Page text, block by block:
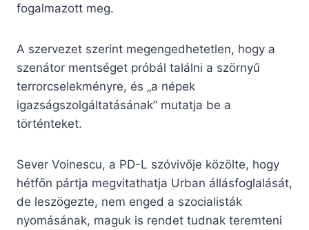
fogalmazott meg.
A szervezet szerint megengedhetetlen, hogy a
szenátor mentséget próbál találni a szörnyű
terrorcselekményre, és „a népek
igazságszolgáltatásának” mutatja be a
történteket.
Sever Voinescu, a PD-L szóvivője közölte, hogy
hétfőn pártja megvitathatja Urban állásfoglalását,
de leszögezte, nem enged a szocialisták
nyomásának, maguk is rendet tudnak teremteni